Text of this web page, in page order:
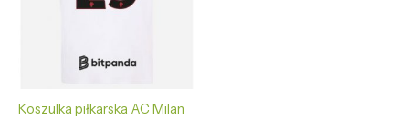
Koszulka piłkarska AC Milan